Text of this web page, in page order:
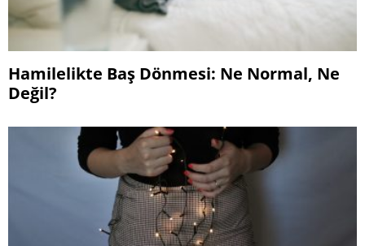
Hamilelikte Baş Dönmesi: Ne Normal, Ne
Değil?